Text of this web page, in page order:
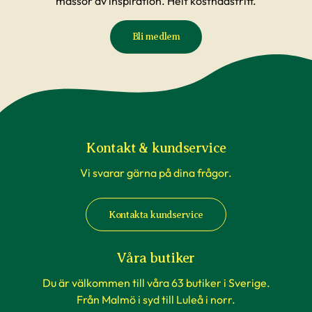
till dig som konsument att kontrollera
väderförhållanden innan du gör din beställning.
Reklamationer i samband med att växter blivit
påverkade av temperaturförändringar under
transport är inte underlag för reklamation. Om
du beställer till en av våra butiker, sköts detta av
rådande väderförhållanden.
När du köper häckväxter - före
plantering
Att förbereda grävningen är att rekommendera,
men tänk på att inte boka markanläggare,
hyrsläp eller andra tjänster kopplat till själva
planteringen innan du vet säkert att
Bli medlem
Kontakt & kundservice
Vi svarar gärna på dina frågor.
Kontakta kundservice
Våra butiker
Du är välkommen till våra 63 butiker i Sverige.
Från Malmö i syd till Luleå i norr.